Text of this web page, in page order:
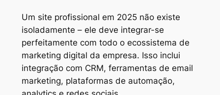
Um site profissional em 2025 não existe
isoladamente – ele deve integrar-se
perfeitamente com todo o ecossistema de
marketing digital da empresa. Isso inclui
integração com CRM, ferramentas de email
marketing, plataformas de automação,